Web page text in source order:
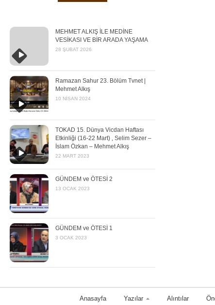
MEHMET ALKIŞ İLE MEDİNE
VESİKASI VE BİR ARADA YAŞAMA
28 ŞUBAT 2026
Ramazan Sahur 23. Bölüm Tvnet |
Mehmet Alkış
10 NISAN 2024
TOKAD 15. Dünya Vicdan Haftası
Etkinliği (16-22 Mart) , Selim Sezer –
İslam Özkan – Mehmet Alkış
22 MART 2023
GÜNDEM ve ÖTESİ 2
13 OCAK 2023
GÜNDEM ve ÖTESİ 1
3 OCAK 2023
Anasayfa Yazılar Alıntılar